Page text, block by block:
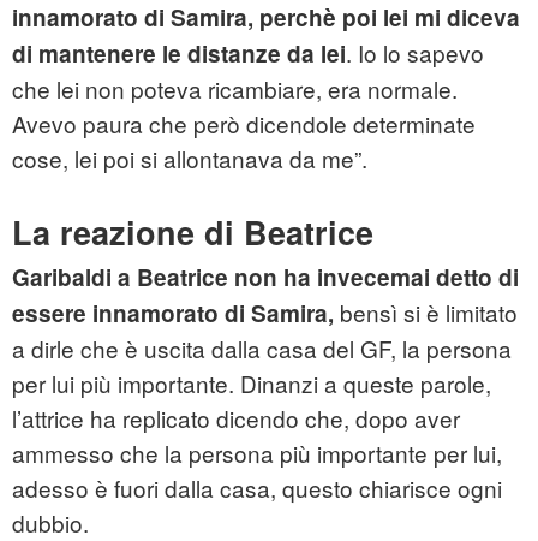
innamorato di Samira, perchè poi lei mi diceva
di mantenere le distanze da lei. Io lo sapevo
che lei non poteva ricambiare, era normale.
Avevo paura che però dicendole determinate
cose, lei poi si allontanava da me”.
La reazione di Beatrice
Garibaldi a Beatrice non ha invecemai detto di
essere innamorato di Samira, bensì si è limitato
a dirle che è uscita dalla casa del GF, la persona
per lui più importante. Dinanzi a queste parole,
l’attrice ha replicato dicendo che, dopo aver
ammesso che la persona più importante per lui,
adesso è fuori dalla casa, questo chiarisce ogni
dubbio.